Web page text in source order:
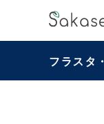
フラスタ